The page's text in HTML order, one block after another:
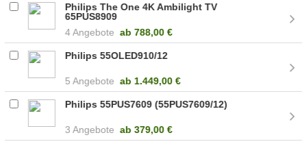
Philips The One 4K Ambilight TV
65PUS8909
4 Angebote ab 788,00 €
Philips 55OLED910/12
5 Angebote ab 1.449,00 €
Philips 55PUS7609 (55PUS7609/12)
3 Angebote ab 379,00 €